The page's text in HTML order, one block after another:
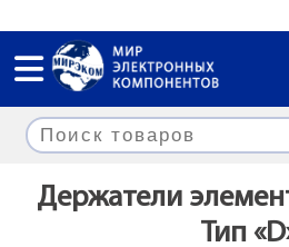
Держатели
Тип